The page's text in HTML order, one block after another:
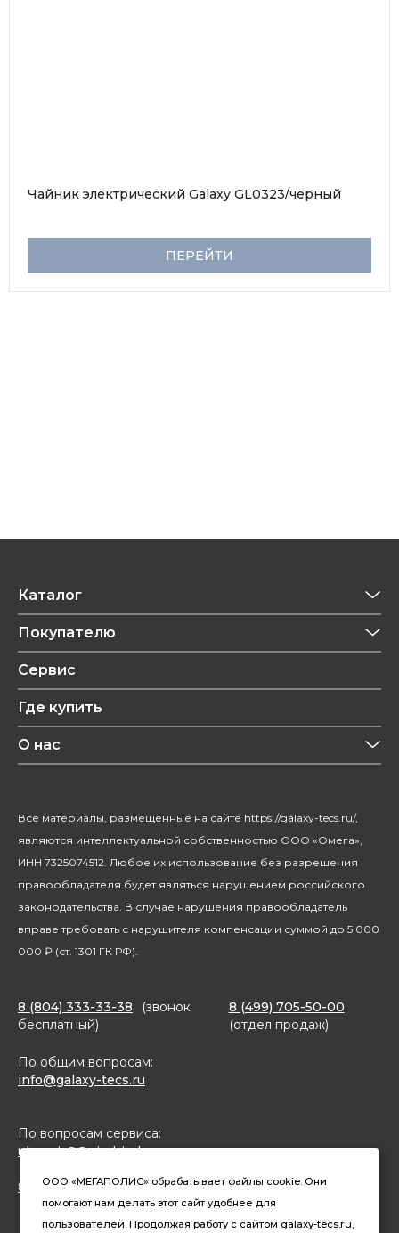
Чайник электрический Galaxy GL0323/черный
ПЕРЕЙТИ
Каталог
Приготовление напитков
Техника для кухни
Уход за волосами
Красота и здоровье
Уход за домом
Посуда
Покупателю
Обзоры
Рецепты
Сервис
Где купить
О нас
Благотворительность
Все материалы, размещённые на сайте https://galaxy-tecs.ru/,
являются интеллектуальной собственностью ООО «Омега»,
ИНН 7325074512. Любое их использование без разрешения
правообладателя будет являться нарушением российского
законодательства. В случае нарушения правообладатель
вправе требовать с нарушителя компенсации суммой до 5 000
000 ₽ (ст. 1301 ГК РФ).
8 (804) 333-33-38
(звонок
бесплатный)
8 (499) 705-50-00
(отдел продаж)
По общим вопросам:
info@galaxy-tecs.ru
По вопросам сервиса:
ulservis2@simbirsk-crown.ru
8(962)633-02-15 (чат в MAX)
ООО «МЕГАПОЛИС» обрабатывает файлы cookie. Они
помогают нам делать этот сайт удобнее для
пользователей. Продолжая работу с сайтом galaxy-tecs.ru,